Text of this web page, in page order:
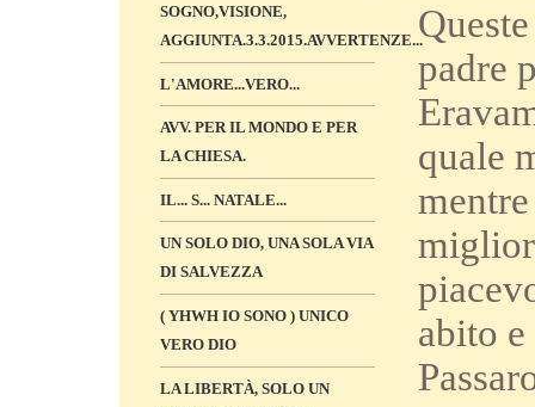
SOGNO,VISIONE,
AGGIUNTA.3.3.2015.AVVERTENZE...
L'AMORE...VERO...
AVV. PER IL MONDO E PER
LA CHIESA.
IL... S... NATALE...
UN SOLO DIO, UNA SOLA VIA
DI SALVEZZA
( YHWH IO SONO ) UNICO
VERO DIO
LA LIBERTÀ, SOLO UN
padre
quale
abito